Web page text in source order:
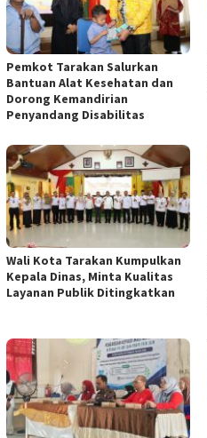
Pemkot Tarakan Salurkan
Bantuan Alat Kesehatan dan
Dorong Kemandirian
Penyandang Disabilitas
Wali Kota Tarakan Kumpulkan
Kepala Dinas, Minta Kualitas
Layanan Publik Ditingkatkan